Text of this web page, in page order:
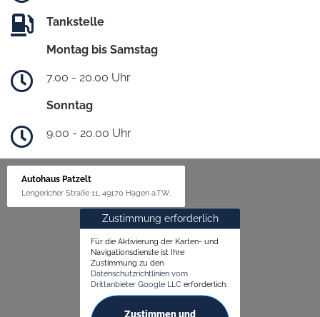
Tankstelle
Montag bis Samstag
7.00 - 20.00 Uhr
Sonntag
9.00 - 20.00 Uhr
Autohaus Patzelt
Lengericher Straße 11, 49170 Hagen a.T.W.
Zustimmung erforderlich
Für die Aktivierung der Karten- und
Navigationsdienste ist Ihre
Zustimmung zu den
Datenschutzrichtlinien vom
Drittanbieter Google LLC erforderlich.
Zustimmen und